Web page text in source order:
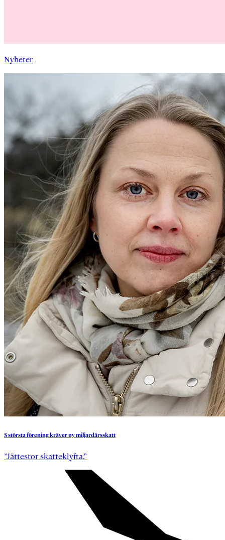
Nyheter
Sstörstaföreningkrävernymiljardärsskatt
”Jättestor skatteklyfta.”